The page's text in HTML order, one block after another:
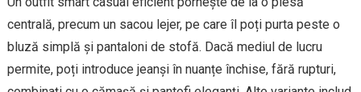
centrală, precum un sacou lejer, pe care îl poți purta peste o
bluză simplă și pantaloni de stofă. Dacă mediul de lucru
permite, poți introduce jeanși în nuanțe închise, fără rupturi,